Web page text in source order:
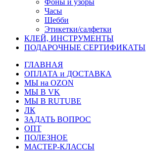
Фоны и узоры
Часы
Шебби
Этикетки/салфетки
КЛЕЙ, ИНСТРУМЕНТЫ
ПОДАРОЧНЫЕ СЕРТИФИКАТЫ
ГЛАВНАЯ
ОПЛАТА и ДОСТАВКА
МЫ на OZON
МЫ В VK
МЫ В RUTUBE
ЛК
ЗАДАТЬ ВОПРОС
ОПТ
ПОЛЕЗНОЕ
МАСТЕР-КЛАССЫ